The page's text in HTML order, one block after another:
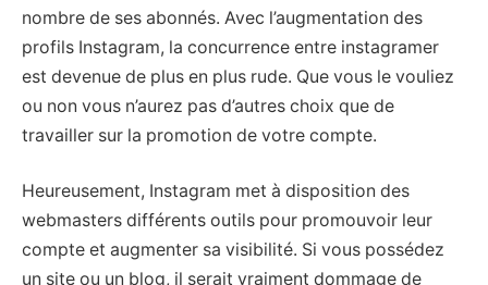
nombre de ses abonnés. Avec l’augmentation des
profils Instagram, la concurrence entre instagramer
est devenue de plus en plus rude. Que vous le vouliez
ou non vous n’aurez pas d’autres choix que de
travailler sur la promotion de votre compte.
Heureusement, Instagram met à disposition des
webmasters différents outils pour promouvoir leur
compte et augmenter sa visibilité. Si vous possédez
un site ou un blog, il serait vraiment dommage de